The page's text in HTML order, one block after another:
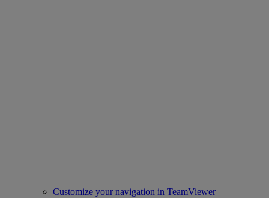
Customize your navigation in TeamViewer